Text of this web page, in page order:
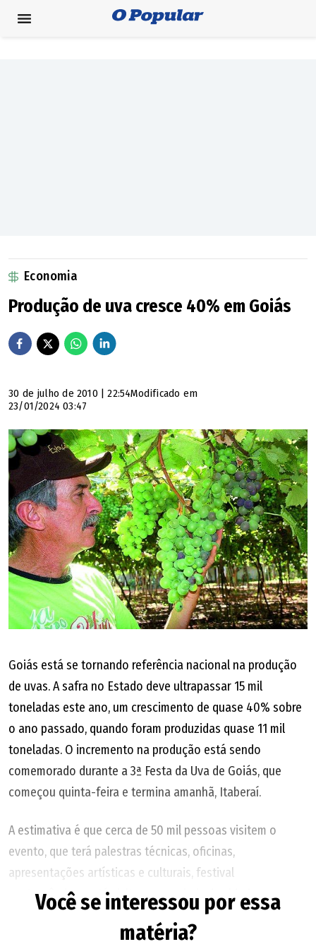
Economia
Produção de uva cresce 40% em Goiás
30 de julho de 2010 | 22:54Modificado em
23/01/2024 03:47
Goiás está se tornando referência nacional na produção
de uvas. A safra no Estado deve ultrapassar 15 mil
toneladas este ano, um crescimento de quase 40% sobre
o ano passado, quando foram produzidas quase 11 mil
toneladas. O incremento na produção está sendo
comemorado durante a 3ª Festa da Uva de Goiás, que
começou quinta-feira e termina amanhã, Itaberaí.
A estimativa é que cerca de 50 mil pessoas visitem o
evento, que terá palestras técnicas, oficinas,
apresentações artísticas e culturais, festival
gastronômico e até visitas a parreirais da cidade.
O presidente da Associação dos Produtores de Uva e
Você se interessou por essa
matéria?